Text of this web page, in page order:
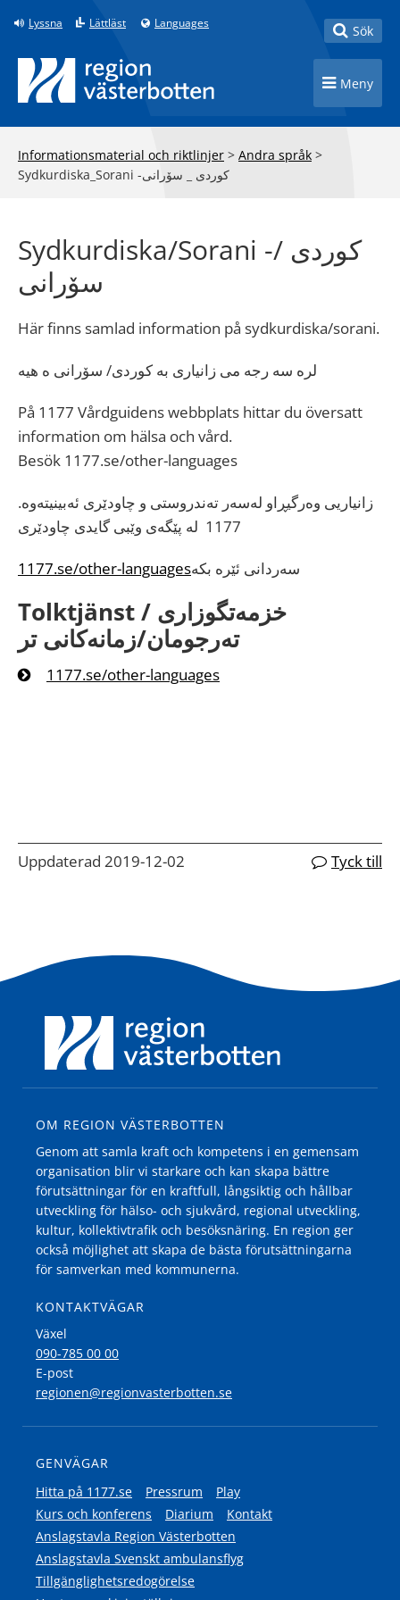
Till innehåll på sidan
Lyssna Lättläst Languages Toggle
Sök
Toggle
Meny
Informationsmaterial och riktlinjer > Andra språk >
Sydkurdiska_Sorani -کوردی _ سۆرانی
Sydkurdiska/Sorani -کوردی /
سۆرانی
Här finns samlad information på sydkurdiska/sorani.
لره سه رجه می زانیاری به کوردی/ سۆرانی ه هیه
På 1177 Vårdguidens webbplats hittar du översatt
information om hälsa och vård.
Besök 1177.se/other-languages
زانیاریی وەرگیڕاو لەسەر تەندروستی و چاودێری ئەبینیتەوە.
1177 لە پێگەی وێبی گایدی چاودێری
1177.se/other-languagesسەردانی ئێرە بکە
Tolktjänst / خزمەتگوزاری
تەرجومان/زمانەکانی تر
1177.se/other-languages
Uppdaterad 2019-12-02 Tyck till
OM REGION VÄSTERBOTTEN
Genom att samla kraft och kompetens i en gemensam
organisation blir vi starkare och kan skapa bättre
förutsättningar för en kraftfull, långsiktig och hållbar
utveckling för hälso- och sjukvård, regional utveckling,
kultur, kollektivtrafik och besöksnäring. En region ger
också möjlighet att skapa de bästa förutsättningarna
för samverkan med kommunerna.
KONTAKTVÄGAR
Växel
090-785 00 00
E-post
regionen@regionvasterbotten.se
GENVÄGAR
Hitta på 1177.se
Pressrum
Play
Kurs och konferens
Diarium
Kontakt
Anslagstavla Region Västerbotten
Anslagstavla Svenskt ambulansflyg
Tillgänglighetsredogörelse